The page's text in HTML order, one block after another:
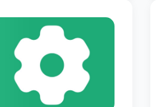
в данной области
востребованными,
увлекательными
[…]